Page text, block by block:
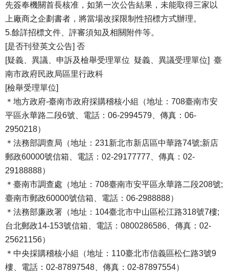
先簽奉機關首長核准，如第一次公告結果，未能取得三家以
上廠商之企劃書者，將當場改採限制性招標方式辦理。
5.餘詳招標文件、評審須知及相關附件等。
[是否刊登英文公告] 否
[疑義、異議、申訴及檢舉受理單位 疑義、異議受理單位] 臺
南市政府民政局區里行政科
[檢舉受理單位]
＊地方政府-臺南市政府採購稽核小組（地址：708臺南市安
平區永華路二段6號、電話：06-2994579、傳真：06-
2950218）
＊法務部調查局（地址：231新北市新店區中華路74號;新店
郵政60000號信箱、電話：02-29177777、傳真：02-
29188888）
＊臺南市調查處（地址：708臺南市安平區永華路二段208號;
臺南市郵政60000號信箱、電話：06-2988888）
＊法務部廉政署（地址：104臺北市中山區松江路318號7樓;
台北郵政14-153號信箱、電話：0800286586、傳真：02-
25621156）
＊中央採購稽核小組（地址：110臺北市信義區松仁路3號9
樓、電話：02-87897548、傳真：02-87897554）